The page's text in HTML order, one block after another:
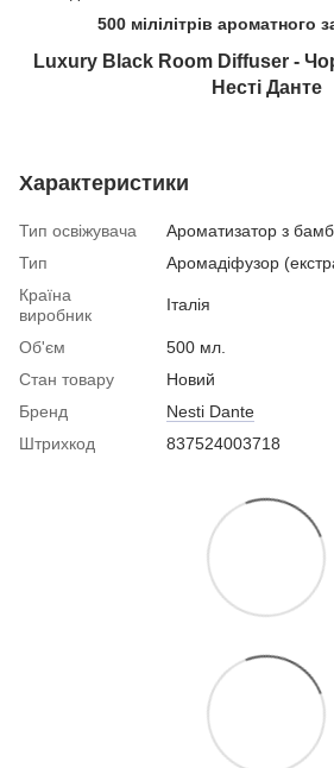
500 мілілітрів ароматного
Luxury Black Room Diffuser -
Несті Данте
Характеристики
Тип освіжувача
Ароматизатор з
Тип
Аромадіфузор
Країна
виробник
Італія
Об'єм
500 мл.
Стан товару
Новий
Бренд
Nesti Dante
Штрихкод
837524003718